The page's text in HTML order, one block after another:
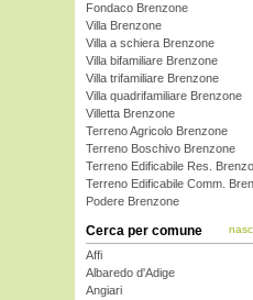
Fondaco Brenzone
Villa Brenzone
Villa a schiera Brenzone
Villa bifamiliare Brenzone
Villa trifamiliare Brenzone
Villa quadrifamiliare Brenzone
Villetta Brenzone
Terreno Agricolo Brenzone
Terreno Boschivo Brenzone
Terreno Edificabile Res.
Terreno Edificabile Comm.
Podere Brenzone
Cerca per comune
Affi
Albaredo d'Adige
Angiari